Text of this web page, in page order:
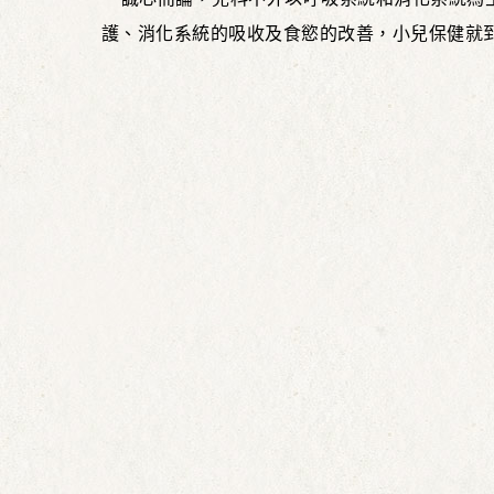
護、消化系統的吸收及食慾的改善，小兒保健就